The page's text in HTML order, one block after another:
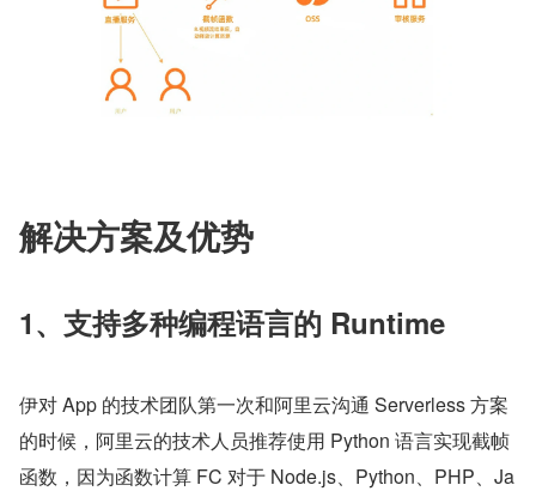
解决方案及优势​
1、支持多种编程语言的 Runtime
伊对 App 的技术团队第一次和阿里云沟通 Serverless 方案
的时候，阿里云的技术人员推荐使用 Python 语言实现截帧
函数，因为函数计算 FC 对于 Node.js、Python、PHP、Ja